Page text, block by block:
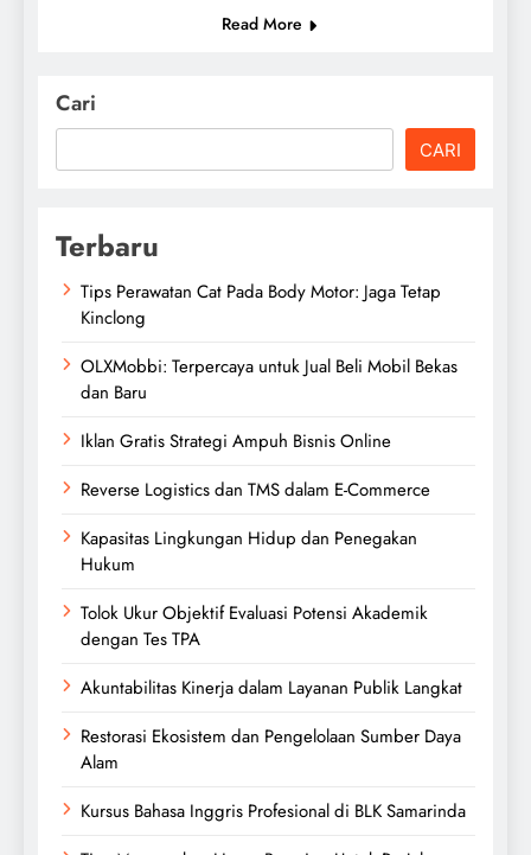
Read More
Cari
CARI
Terbaru
Tips Perawatan Cat Pada Body Motor: Jaga Tetap
Kinclong
OLXMobbi: Terpercaya untuk Jual Beli Mobil Bekas
dan Baru
Iklan Gratis Strategi Ampuh Bisnis Online
Reverse Logistics dan TMS dalam E-Commerce
Kapasitas Lingkungan Hidup dan Penegakan
Hukum
Tolok Ukur Objektif Evaluasi Potensi Akademik
dengan Tes TPA
Akuntabilitas Kinerja dalam Layanan Publik Langkat
Restorasi Ekosistem dan Pengelolaan Sumber Daya
Alam
Kursus Bahasa Inggris Profesional di BLK Samarinda